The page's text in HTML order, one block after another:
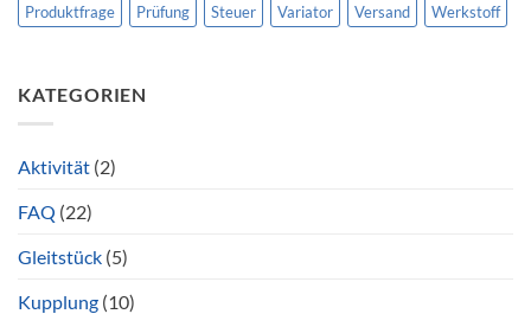
Produktfrage
Prüfung Steuer Variator Versand Werkstoff
KATEGORIEN
Aktivität (2)
FAQ (22)
Gleitstück (5)
Kupplung (10)